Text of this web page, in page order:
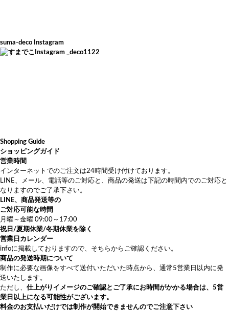
suma-deco Instagram
_deco1122
Shopping Guide
ショッピングガイド
営業時間
インターネットでのご注文は24時間受け付けております。
LINE、メール、電話等のご対応と、商品の発送は下記の時間内でのご対応と
なりますのでご了承下さい。
LINE、商品発送等の
ご対応可能な時間
月曜～金曜 09:00～17:00
祝日/夏期休業/冬期休業を除く
営業日カレンダー
infoに掲載しておりますので、そちらからご確認ください。
商品の発送時期について
制作に必要な画像をすべて送付いただいた時点から、通常5営業日以内に発
送いたします。
ただし、 仕上がりイメージのご確認とご了承にお時間がかかる場合は、5営
業日以上になる可能性がございます。
料金のお支払いだけでは制作が開始できませんのでご注意下さい